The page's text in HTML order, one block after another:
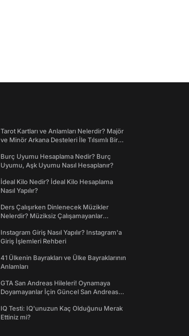
Tarot Kartları ve Anlamları Nelerdir? Majör
ve Minör Arkana Desteleri İle Tılsımlı Bir
Burç Uyumu Hesaplama Nedir? Burç
Uyumu, Aşk Uyumu Nasıl Hesaplanır?
İdeal Kilo Nedir? İdeal Kilo Hesaplama
Nasıl Yapılır?
Ders Çalışırken Dinlenecek Müzikler
Nelerdir? Müziksiz Çalışamayanlar
Instagram Giriş Nasıl Yapılır? Instagram'a
Giriş İşlemleri Rehberi
41 Ülkenin Bayrakları ve Ülke Bayraklarının
Anlamları
GTA San Andreas Hileleri! Oynamaya
Doyamayanlar İçin Güncel San Andreas
IQ Testi: IQ'unuzun Kaç Olduğunu Merak
Ettiniz mi?